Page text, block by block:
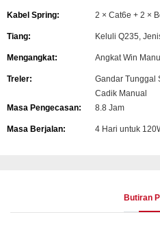
Kabel Spring: 2 × Cat6e + 2 ×
Tiang: Keluli Q235,
Mengangkat: Angkat Win
Treler:
Gandar Tunggal
Cadik Manual
Masa Pengecasan:
8.8 Jam
Masa Berjalan: 4 Hari untuk
Butiran